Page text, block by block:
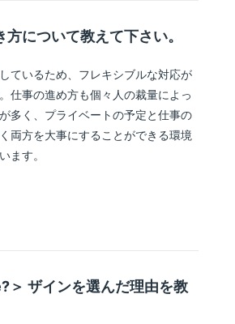
について教えて下さい。
ているため、フレキシブルな対応が
仕事の進め方も個々人の裁量によっ
多く、プライベートの予定と仕事の
両方を大事にすることができる環境
ます。
＞ ザインを選んだ理由を教